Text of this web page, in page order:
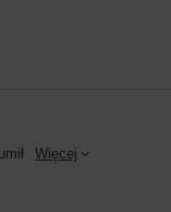
Więcej